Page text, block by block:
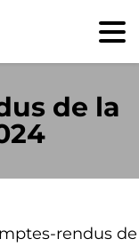
de la
rendus de